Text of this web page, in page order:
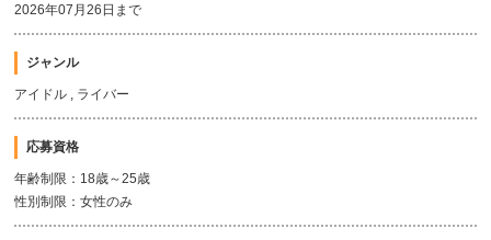
2026年07月26日まで
ジャンル
アイドル , ライバー
応募資格
年齢制限：18歳～25歳
性別制限：女性のみ